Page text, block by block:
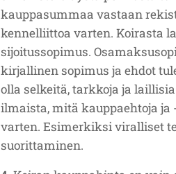
kauppasummaa vastaan
kennelliittoa varten. Koirasta
sijoitussopimus.
kirjallinen sopimus ja ehdot
olla selkeitä, tarkkoja ja
ilmaista, mitä kauppaehtoja
varten. Esimerkiksi viralliset
suorittaminen.